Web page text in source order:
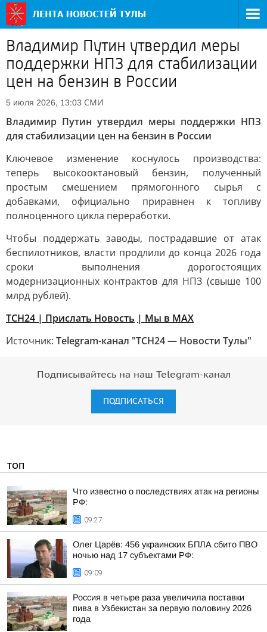
Владимир Путин утвердил меры
поддержки НПЗ для стабилизации
цен на бензин в России
5 июля 2026, 13:03 СМИ
Владимир Путин утвердил меры поддержки НПЗ
для стабилизации цен на бензин в России
Ключевое изменение коснулось производства:
теперь высокооктановый бензин, полученный
простым смешением прямогонного сырья с
добавками, официально приравнен к топливу
полноценного цикла переработки.
Чтобы поддержать заводы, пострадавшие от атак
беспилотников, власти продлили до конца 2026 года
сроки выполнения дорогостоящих
модернизационных контрактов для НПЗ (свыше 100
млрд рублей).
ТСН24 | Прислать Новость | Мы в МАХ
Источник: Telegram-канал "ТСН24 — Новости Тулы"
Подписывайтесь на наш Telegram-канал
ПОДПИСАТЬСЯ
ТОП
Что известно о последствиях атак на регионы
РФ:
09:27
Олег Царёв: 456 украинских БПЛА сбито ПВО
ночью над 17 субъектами РФ:
09:09
Россия в четыре раза увеличила поставки
пива в Узбекистан за первую половину 2026
года